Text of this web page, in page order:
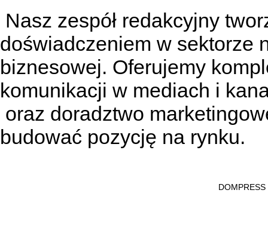
Nasz zespół redakcyjny
doświadczeniem w sektorze
biznesowej. Oferujemy
komunikacji w mediach i
oraz doradztwo
budować pozycję na rynku.